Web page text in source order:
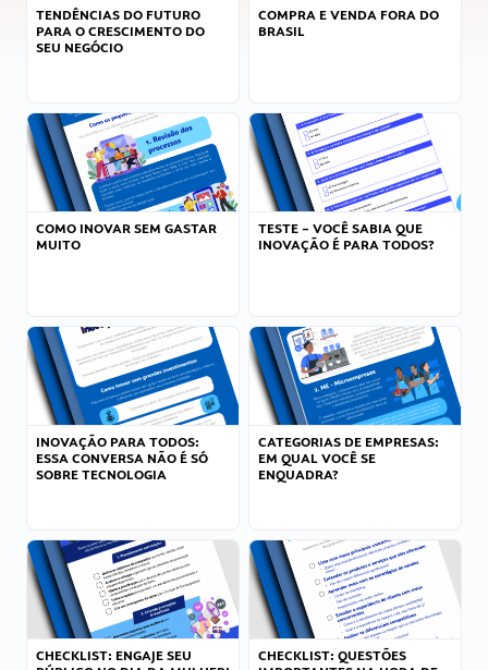
TENDÊNCIAS DO FUTURO
PARA O CRESCIMENTO DO
SEU NEGÓCIO
COMPRA E VENDA FORA DO
BRASIL
COMO INOVAR SEM GASTAR
MUITO
TESTE – VOCÊ SABIA QUE
INOVAÇÃO É PARA TODOS?
INOVAÇÃO PARA TODOS:
ESSA CONVERSA NÃO É SÓ
SOBRE TECNOLOGIA
CATEGORIAS DE EMPRESAS:
EM QUAL VOCÊ SE
ENQUADRA?
CHECKLIST: ENGAJE SEU
CHECKLIST: QUESTÕES